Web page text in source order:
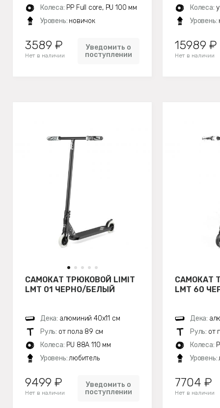
Колеса: PP Full core, PU 100 мм
Уровень: новичок
3589 ₽
Нет в наличии
Уведомить о
поступлении
Колеса:
Уровень:
15989 ₽
Нет в наличии
САМОКАТ ТРЮКОВОЙ LIMIT
LMT 01 ЧЕРНО/БЕЛЫЙ
Дека: алюминий 40х11 см
Руль: от пола 89 см
Колеса: PU 88A 110 мм
Уровень:любитель
9499 ₽
Нет в наличии
Уведомить о
поступлении
САМОКАТ
LMT 60
Дека:
Руль: от
Колеса:
Уровень:
7704 ₽
Нет в наличии